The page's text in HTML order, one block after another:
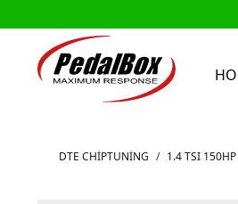
DTE CHIPTUNING / 1.4 TSI